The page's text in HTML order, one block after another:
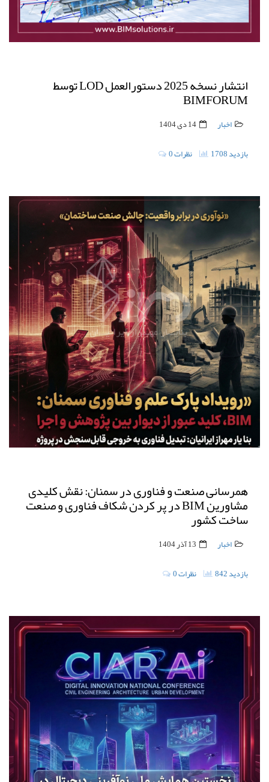
انتشار نسخه 2025 دستورالعمل LOD توسط
BIMFORUM
اخبار
14 دی 1404
0 نظرات
1708 بازدید
همرسانی صنعت و فناوری در سمنان: نقش کلیدی
مشاورین BIM در پر کردن شکاف فناوری و صنعت
ساخت کشور
اخبار
13 آذر 1404
0 نظرات
842 بازدید